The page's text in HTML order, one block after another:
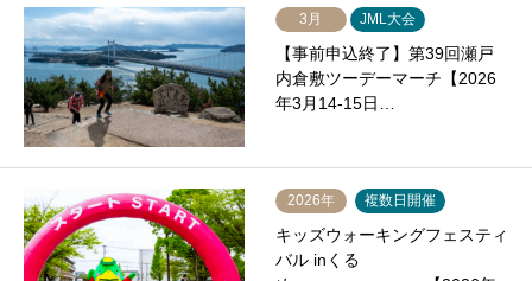
3月 JML大会
【事前申込終了】第39回瀬戸
内倉敷ツーデーマーチ【2026
年3月14-15日…
2026年 複数日開催
キッズウォーキングフェスティ
バル inくる